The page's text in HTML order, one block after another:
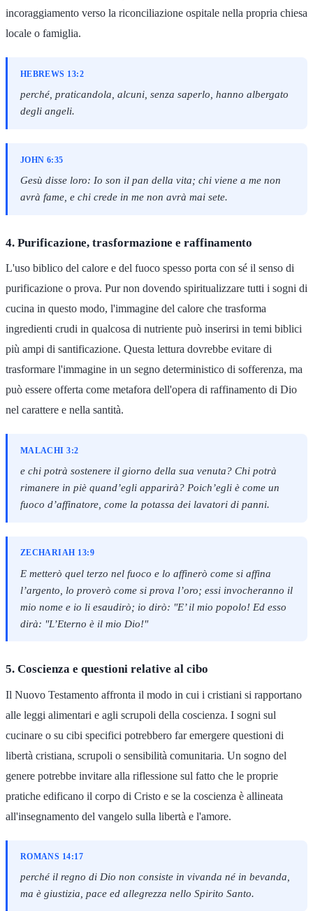
incoraggiamento verso la riconciliazione ospitale nella propria chiesa
locale o famiglia.
HEBREWS 13:2
perché, praticandola, alcuni, senza saperlo, hanno albergato
degli angeli.
JOHN 6:35
Gesù disse loro: Io son il pan della vita; chi viene a me non
avrà fame, e chi crede in me non avrà mai sete.
4. Purificazione, trasformazione e raffinamento
L'uso biblico del calore e del fuoco spesso porta con sé il senso di
purificazione o prova. Pur non dovendo spiritualizzare tutti i sogni di
cucina in questo modo, l'immagine del calore che trasforma
ingredienti crudi in qualcosa di nutriente può inserirsi in temi biblici
più ampi di santificazione. Questa lettura dovrebbe evitare di
trasformare l'immagine in un segno deterministico di sofferenza, ma
può essere offerta come metafora dell'opera di raffinamento di Dio
nel carattere e nella santità.
MALACHI 3:2
e chi potrà sostenere il giorno della sua venuta? Chi potrà
rimanere in piè quand’egli apparirà? Poich’egli è come un
fuoco d’affinatore, come la potassa dei lavatori di panni.
ZECHARIAH 13:9
E metterò quel terzo nel fuoco e lo affinerò come si affina
l’argento, lo proverò come si prova l’oro; essi invocheranno il
mio nome e io li esaudirò; io dirò: "E’ il mio popolo! Ed esso
dirà: "L’Eterno è il mio Dio!"
5. Coscienza e questioni relative al cibo
Il Nuovo Testamento affronta il modo in cui i cristiani si rapportano
alle leggi alimentari e agli scrupoli della coscienza. I sogni sul
cucinare o su cibi specifici potrebbero far emergere questioni di
libertà cristiana, scrupoli o sensibilità comunitaria. Un sogno del
genere potrebbe invitare alla riflessione sul fatto che le proprie
pratiche edificano il corpo di Cristo e se la coscienza è allineata
all'insegnamento del vangelo sulla libertà e l'amore.
ROMANS 14:17
perché il regno di Dio non consiste in vivanda né in bevanda,
ma è giustizia, pace ed allegrezza nello Spirito Santo.